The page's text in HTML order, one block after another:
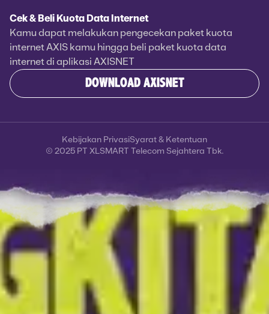
Cek & Beli Kuota Data Internet
Kamu dapat melakukan pengecekan paket kuota
internet AXIS kamu hingga beli paket kuota data
internet di aplikasi AXISNET
DOWNLOAD AXISNET
© 2025 PT XLSMART Telecom Sejahtera Tbk.
Kebijakan PrivasiSyarat & Ketentuan